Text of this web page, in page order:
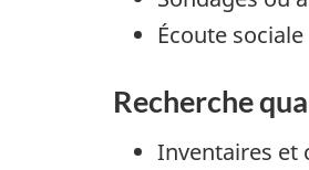
Écoute
Recherche
Inventaires et